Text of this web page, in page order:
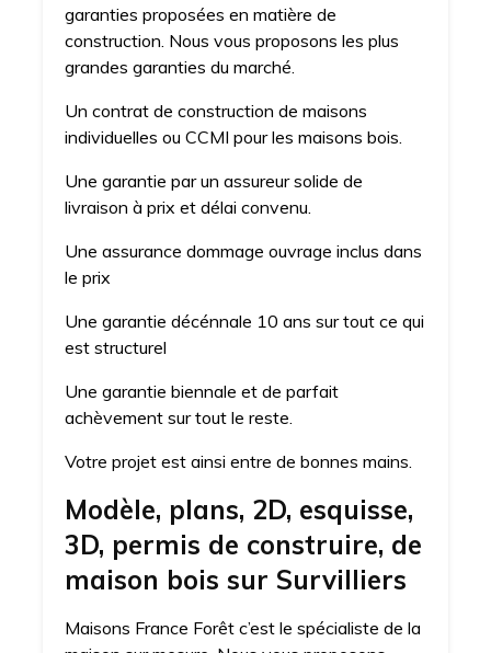
garanties proposées en matière de
construction. Nous vous proposons les plus
grandes garanties du marché.
Un contrat de construction de maisons
individuelles ou CCMI pour les maisons bois.
Une garantie par un assureur solide de
livraison à prix et délai convenu.
Une assurance dommage ouvrage inclus dans
le prix
Une garantie décénnale 10 ans sur tout ce qui
est structurel
Une garantie biennale et de parfait
achèvement sur tout le reste.
Votre projet est ainsi entre de bonnes mains.
Modèle, plans, 2D, esquisse,
3D, permis de construire, de
maison bois sur Survilliers
Maisons France Forêt c’est le spécialiste de la